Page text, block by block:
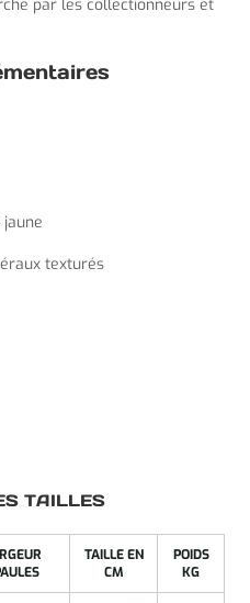
par les collectionneurs et
texturés
TAILLES
TAILLE EN
CM
POIDS
KG